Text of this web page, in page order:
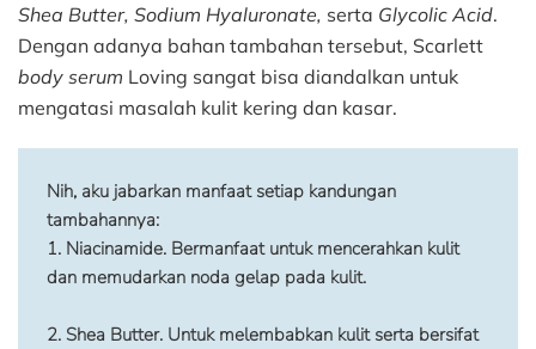
Shea Butter, Sodium Hyaluronate, serta Glycolic Acid.
Dengan adanya bahan tambahan tersebut, Scarlett
body serum Loving sangat bisa diandalkan untuk
mengatasi masalah kulit kering dan kasar.
Nih, aku jabarkan manfaat setiap kandungan
tambahannya:
1. Niacinamide. Bermanfaat untuk mencerahkan kulit
dan memudarkan noda gelap pada kulit.
2. Shea Butter. Untuk melembabkan kulit serta bersifat